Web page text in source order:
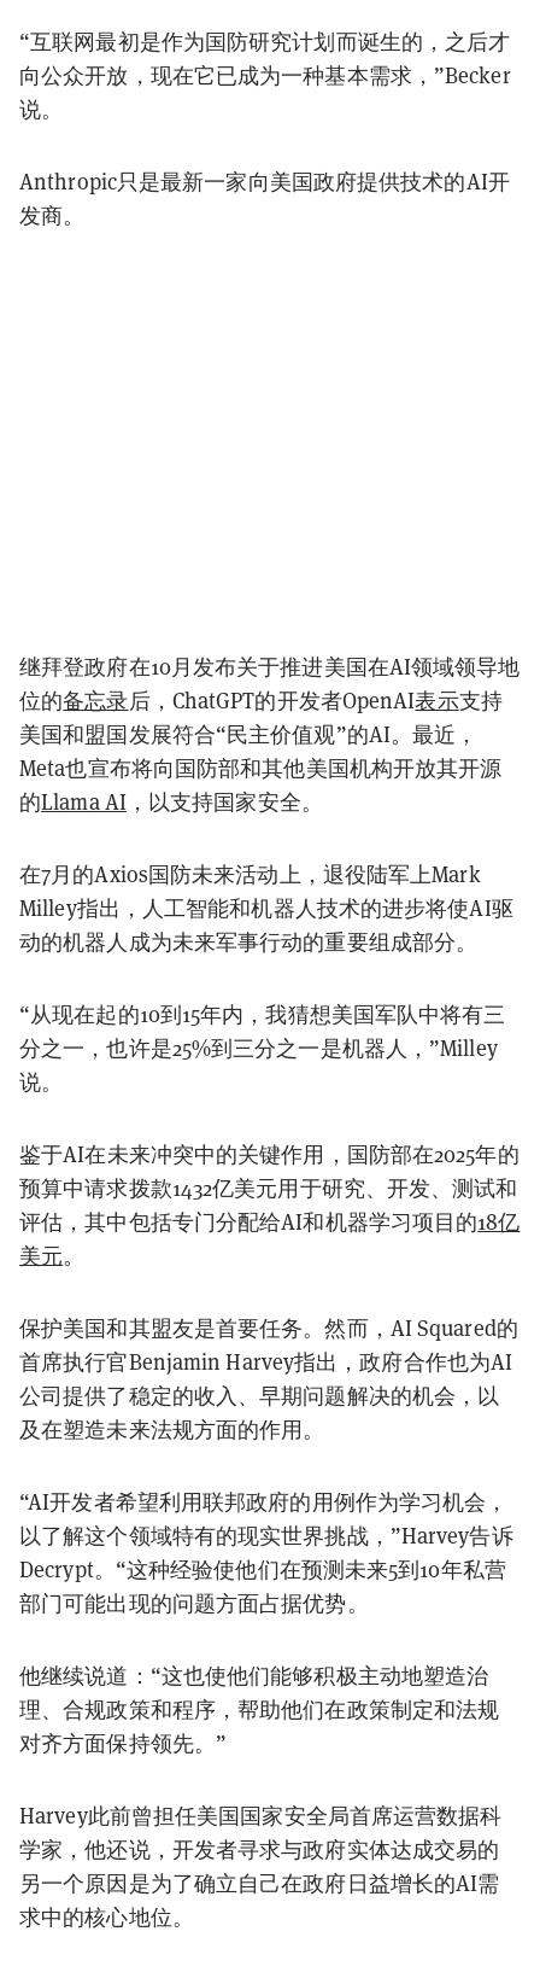
“互联网最初是作为国防研究计划而诞生的，之后才
向公众开放，现在它已成为一种基本需求，”Becker
说。
Anthropic只是最新一家向美国政府提供技术的AI开
发商。
继拜登政府在10月发布关于推进美国在AI领域领导地
位的备忘录后，ChatGPT的开发者OpenAI表示支持
美国和盟国发展符合“民主价值观”的AI。最近，
Meta也宣布将向国防部和其他美国机构开放其开源
的Llama AI，以支持国家安全。
在7月的Axios国防未来活动上，退役陆军上Mark
Milley指出，人工智能和机器人技术的进步将使AI驱
动的机器人成为未来军事行动的重要组成部分。
“从现在起的10到15年内，我猜想美国军队中将有三
分之一，也许是25%到三分之一是机器人，”Milley
说。
鉴于AI在未来冲突中的关键作用，国防部在2025年的
预算中请求拨款1432亿美元用于研究、开发、测试和
评估，其中包括专门分配给AI和机器学习项目的18亿
美元。
保护美国和其盟友是首要任务。然而，AI Squared的
首席执行官Benjamin Harvey指出，政府合作也为AI
公司提供了稳定的收入、早期问题解决的机会，以
及在塑造未来法规方面的作用。
“AI开发者希望利用联邦政府的用例作为学习机会，
以了解这个领域特有的现实世界挑战，”Harvey告诉
Decrypt。“这种经验使他们在预测未来5到10年私营
部门可能出现的问题方面占据优势。
他继续说道：“这也使他们能够积极主动地塑造治
理、合规政策和程序，帮助他们在政策制定和法规
对齐方面保持领先。”
Harvey此前曾担任美国国家安全局首席运营数据科
学家，他还说，开发者寻求与政府实体达成交易的
另一个原因是为了确立自己在政府日益增长的AI需
求中的核心地位。